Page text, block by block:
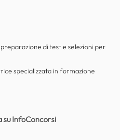
di test e selezioni per
specializzata in formazione
su InfoConcorsi